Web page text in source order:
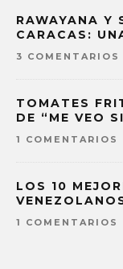
RAWAYANA Y
CARACAS:
3 COMENTARIOS
TOMATES
DE “ME VEO
1 COMENTARIOS
LOS 10
1 COMENTARIOS